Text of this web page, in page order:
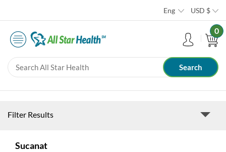
Eng USD $
0
Filter Results
Sucanat